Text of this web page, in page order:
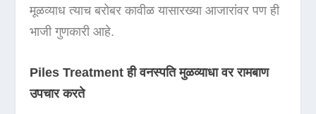
मूळव्याध त्याच बरोबर कावीळ यासारख्या आजारांवर पण ही
भाजी गुणकारी आहे.
Piles Treatment ही वनस्पति मुळव्याधा वर रामबाण
उपचार करते